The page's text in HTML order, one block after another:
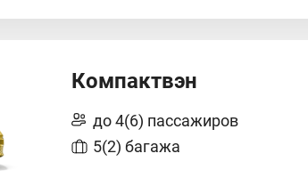
Компактвэн
до 4(6) пассажиров
5(2) багажа